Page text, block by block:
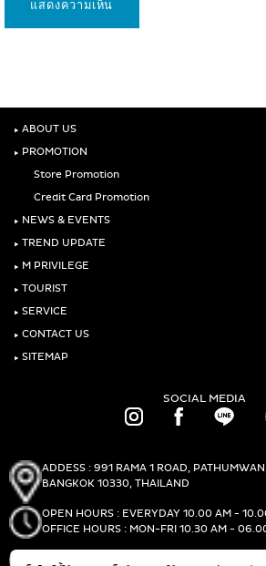
‣ ABOUT US
‣ PROMOTION
Store Promotion
Credit Card Promotion
‣ NEWS & EVENTS
‣ TREND UPDATE
‣ M PRIVILEGE
‣ TOURIST
‣ SERVICE
‣ CONTACT US
‣ SITEMAP
SOCIAL MEDIA
ADDESS : 991 RAMA 1 ROAD,
BANGKOK 10330, THAILAND
OPEN HOURS : EVERYDAY 10.00 AM -
OFFICE HOURS : MON-FRI 10.30 AM -